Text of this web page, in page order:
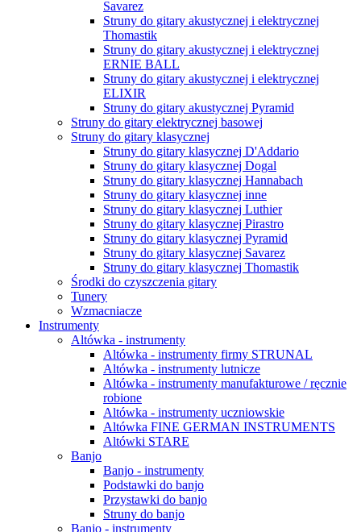
Savarez
Struny do gitary akustycznej i elektrycznej
Thomastik
Struny do gitary akustycznej i elektrycznej
ERNIE BALL
Struny do gitary akustycznej i elektrycznej
ELIXIR
Struny do gitary akustycznej Pyramid
Struny do gitary elektrycznej basowej
Struny do gitary klasycznej
Struny do gitary klasycznej D'Addario
Struny do gitary klasycznej Dogal
Struny do gitary klasycznej Hannabach
Struny do gitary klasycznej inne
Struny do gitary klasycznej Luthier
Struny do gitary klasycznej Pirastro
Struny do gitary klasycznej Pyramid
Struny do gitary klasycznej Savarez
Struny do gitary klasycznej Thomastik
Środki do czyszczenia gitary
Tunery
Wzmacniacze
Instrumenty
Altówka - instrumenty
Altówka - instrumenty firmy STRUNAL
Altówka - instrumenty lutnicze
Altówka - instrumenty manufakturowe / ręcznie
robione
Altówka - instrumenty uczniowskie
Altówka FINE GERMAN INSTRUMENTS
Altówki STARE
Banjo
Banjo - instrumenty
Podstawki do banjo
Przystawki do banjo
Struny do banjo
Banjo - instrumenty